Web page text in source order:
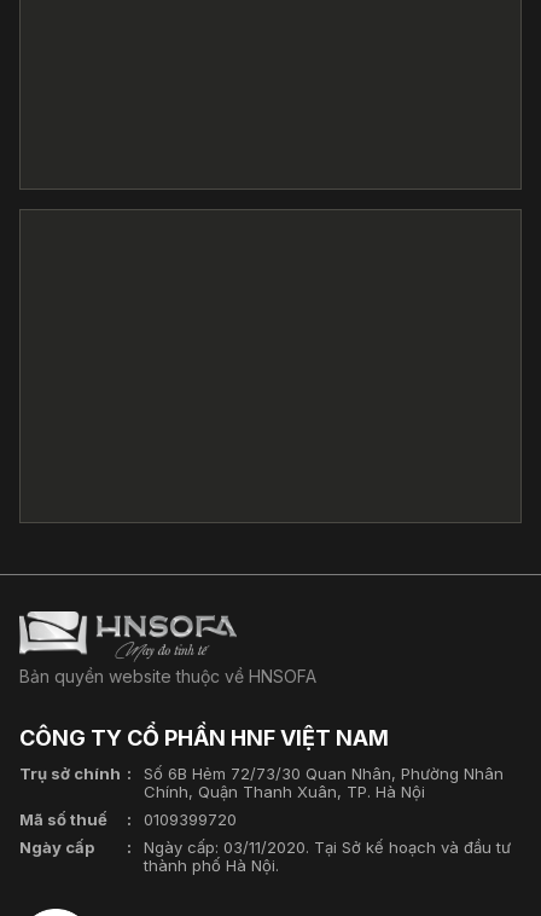
Bản quyền website thuộc về HNSOFA
CÔNG TY CỔ PHẦN HNF VIỆT NAM
Trụ sở chính
Số 6B Hẻm 72/73/30 Quan Nhân, Phường Nhân
Chính, Quận Thanh Xuân, TP. Hà Nội
Mã số thuế
0109399720
Ngày cấp
Ngày cấp: 03/11/2020. Tại Sở kế hoạch và đầu tư
thành phố Hà Nội.